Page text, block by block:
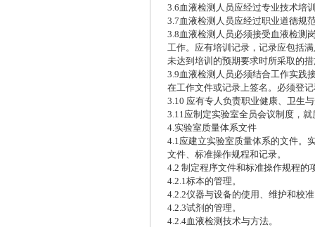
3.6血液检测人员应经过专业技术培
3.7血液检测人员应经过职业道德规
3.8血液检测人员必须接受血液检测
工作。应有培训记录，记录应包括
未达到培训的预期要求时所采取的
3.9血液检测人员必须结合工作实践
在工作文件或记录上签名。必须登
3.10 应有专人负责职业健康、卫生
3.11应制定实验室全员会议制度，
4.实验室质量体系文件
4.1应建立实验室质量体系的文件。
文件、标准操作规程和记录。
4.2 制定程序文件和标准操作规程的
4.2.1标本的管理。
4.2.2仪器与设备的使用、维护和校
4.2.3试剂的管理。
4.2.4血液检测技术与方法。